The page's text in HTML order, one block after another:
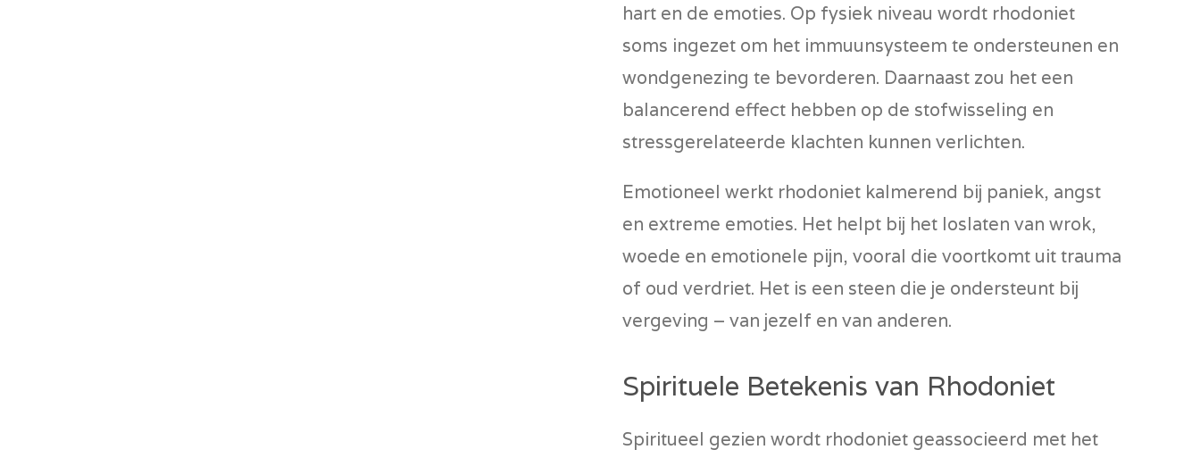
hart en de emoties. Op fysiek niveau wordt rhodoniet
soms ingezet om het immuunsysteem te ondersteunen en
wondgenezing te bevorderen. Daarnaast zou het een
balancerend effect hebben op de stofwisseling en
stressgerelateerde klachten kunnen verlichten.
Emotioneel werkt rhodoniet kalmerend bij paniek, angst
en extreme emoties. Het helpt bij het loslaten van wrok,
woede en emotionele pijn, vooral die voortkomt uit trauma
of oud verdriet. Het is een steen die je ondersteunt bij
vergeving – van jezelf en van anderen.
Spirituele Betekenis van Rhodoniet
Spiritueel gezien wordt rhodoniet geassocieerd met het